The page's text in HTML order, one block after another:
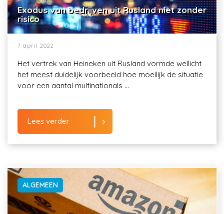
Exodus van bedrijven uit Rusland niet zonder
risico
7 april 2022
Het vertrek van Heineken uit Rusland vormde wellicht
het meest duidelijk voorbeeld hoe moeilijk de situatie
voor een aantal multinationals ...
Lees verder
ALGEMEEN